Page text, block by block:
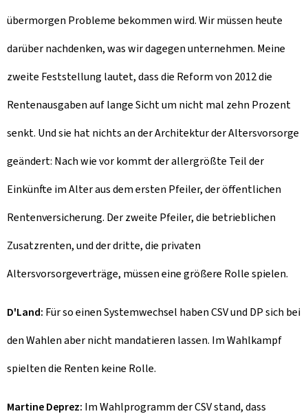
übermorgen Probleme bekommen wird. Wir müssen heute
darüber nachdenken, was wir dagegen unternehmen. Meine
zweite Feststellung lautet, dass die Reform von 2012 die
Rentenausgaben auf lange Sicht um nicht mal zehn Prozent
senkt. Und sie hat nichts an der Architektur der Altersvorsorge
geändert: Nach wie vor kommt der allergrößte Teil der
Einkünfte im Alter aus dem ersten Pfeiler, der öffentlichen
Rentenversicherung. Der zweite Pfeiler, die betrieblichen
Zusatzrenten, und der dritte, die privaten
Altersvorsorgeverträge, müssen eine größere Rolle spielen.
D'Land: Für so einen Systemwechsel haben CSV und DP sich bei
den Wahlen aber nicht mandatieren lassen. Im Wahlkampf
spielten die Renten keine Rolle.
Martine Deprez: Im Wahlprogramm der CSV stand, dass